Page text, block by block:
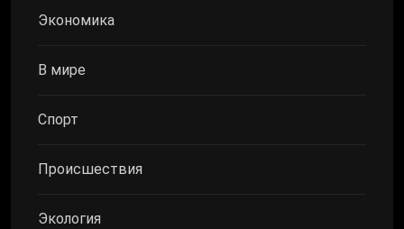
Экономика
В мире
Спорт
Происшествия
Экология